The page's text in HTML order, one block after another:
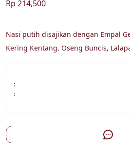
Rp 214,500
Nasi putih disajikan dengan Empal
Kering Kentang, Oseng Buncis,
:
: